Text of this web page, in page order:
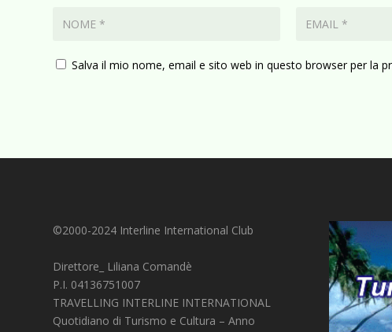
Salva il mio nome, email e sito web in questo browser per la
©2000-2024 Interline International Club
Direttore_ Liliana Comandè
P.I. 04136751007
TRAVELLING INTERLINE INTERNATIONAL
Quotidiano di Turismo e Cultura – Anno